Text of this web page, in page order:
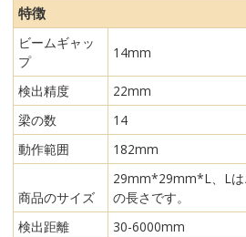
特徴
ビームギャッ
プ
14mm
検出精度
22mm
梁の数
14
動作範囲
182mm
商品のサイズ
29mm*29mm*L、Lは
の長さです。
検出距離
30-6000mm